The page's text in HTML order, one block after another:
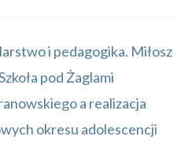
i pedagogika. Miłosz
pod Żaglami
a realizacja
okresu adolescencji